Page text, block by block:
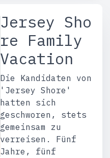
Jersey Sho
re Family
Vacation
Die Kandidaten von
'Jersey Shore'
hatten sich
geschworen, stets
gemeinsam zu
verreisen. Fünf
Jahre, fünf